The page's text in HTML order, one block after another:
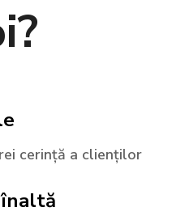
cerință a clienților